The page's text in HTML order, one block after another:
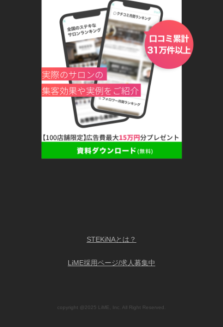
STEKiNAとは？
LiME採用ページ/求人募集中
copyright @2025 LiME, Inc. All Right Reserved.